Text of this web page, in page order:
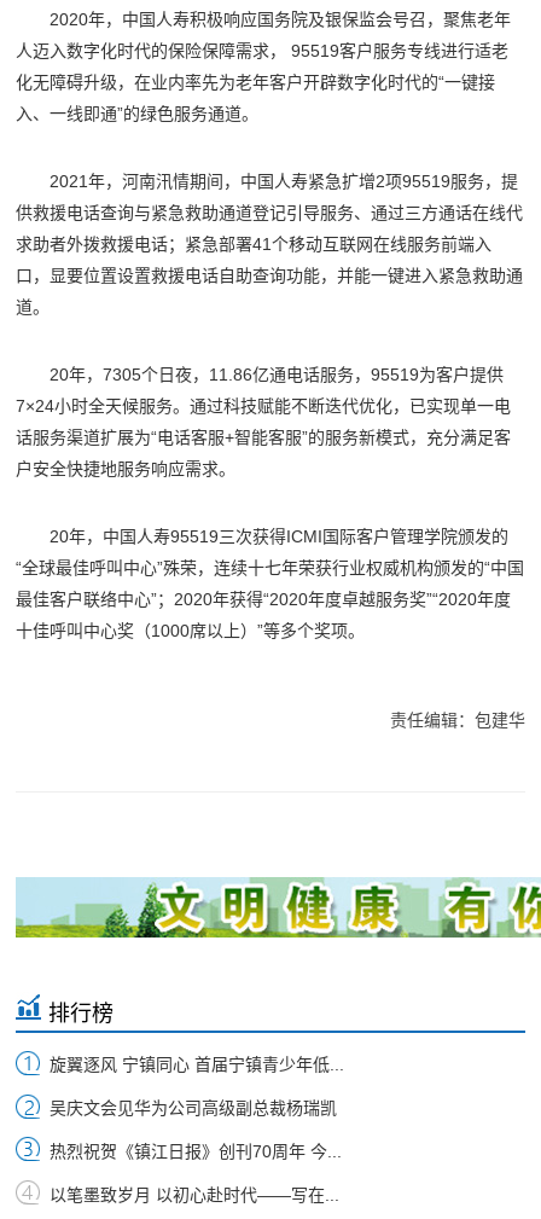
2020年，中国人寿积极响应国务院及银保监会号召，聚焦老年
人迈入数字化时代的保险保障需求， 95519客户服务专线进行适老
化无障碍升级，在业内率先为老年客户开辟数字化时代的“一键接
入、一线即通”的绿色服务通道。
2021年，河南汛情期间，中国人寿紧急扩增2项95519服务，提
供救援电话查询与紧急救助通道登记引导服务、通过三方通话在线代
求助者外拨救援电话；紧急部署41个移动互联网在线服务前端入
口，显要位置设置救援电话自助查询功能，并能一键进入紧急救助通
道。
20年，7305个日夜，11.86亿通电话服务，95519为客户提供
7×24小时全天候服务。通过科技赋能不断迭代优化，已实现单一电
话服务渠道扩展为“电话客服+智能客服”的服务新模式，充分满足客
户安全快捷地服务响应需求。
20年，中国人寿95519三次获得ICMI国际客户管理学院颁发的
“全球最佳呼叫中心”殊荣，连续十七年荣获行业权威机构颁发的“中国
最佳客户联络中心”；2020年获得“2020年度卓越服务奖”“2020年度
十佳呼叫中心奖（1000席以上）”等多个奖项。
责任编辑：包建华
排行榜
旋翼逐风 宁镇同心 首届宁镇青少年低...
吴庆文会见华为公司高级副总裁杨瑞凯
热烈祝贺《镇江日报》创刊70周年 今...
以笔墨致岁月 以初心赴时代——写在...